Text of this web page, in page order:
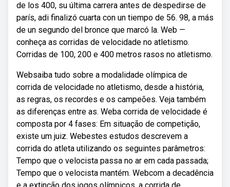
de los 400, su última carrera antes de despedirse de
parís, adi finalizó cuarta con un tiempo de 56. 98, a más
de un segundo del bronce que marcó la. Web —
conheça as corridas de velocidade no atletismo.
Corridas de 100, 200 e 400 metros rasos no atletismo.
Websaiba tudo sobre a modalidade olímpica de
corrida de velocidade no atletismo, desde a história,
as regras, os recordes e os campeões. Veja também
as diferenças entre as. Weba corrida de velocidade é
composta por 4 fases: Em situação de competição,
existe um juiz. Webestes estudos descrevem a
corrida do atleta utilizando os seguintes parâmetros:
Tempo que o velocista passa no ar em cada passada;
Tempo que o velocista mantém. Webcom a decadência